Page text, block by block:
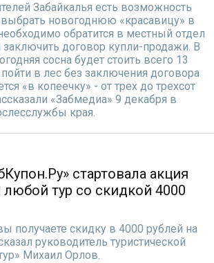
Забайкалья есть возможность
выбрать новогоднюю «красавицу» в
обратится в местный отдел
договор купли-продажи. В
сосна будет стоить всего 13
в лес без заключения договора
«в копеечку» - от трех до трехсот
«Забмедиа» 9 декабря в
края.
стартовала акция
любой тур со скидкой 4000
получаете скидку в 4000 рублей на
руководитель туристической
Михаил Орлов.